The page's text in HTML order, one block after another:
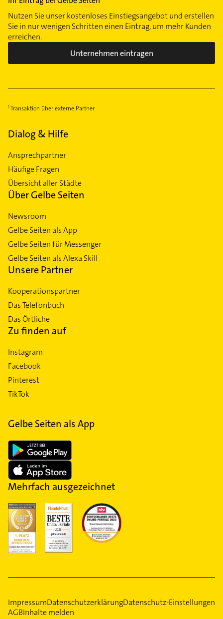
Nutzen Sie unser kostenloses Einstiegsangebot und erstellen
Sie in nur wenigen Schritten einen Eintrag, um mehr Kunden
erreichen.
Unternehmen eintragen
Transaktion über externe Partner
Dialog & Hilfe
Ansprechpartner
Häufige Fragen
Übersicht aller Städte
Über Gelbe Seiten
Newsroom
Gelbe Seiten als App
Gelbe Seiten für Messenger
Gelbe Seiten als Alexa Skill
Unsere Partner
Kooperationspartner
Das Telefonbuch
Das Örtliche
Zu finden auf
Instagram
Facebook
Pinterest
TikTok
Gelbe Seiten als App
Mehrfach ausgezeichnet
ImpressumDatenschutzerklärungDatenschutz-Einstellungen
AGBInhalte melden